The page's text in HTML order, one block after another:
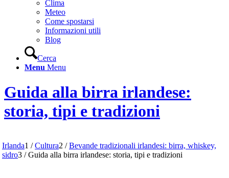
Clima
Meteo
Come spostarsi
Informazioni utili
Blog
Cerca
Menu Menu
Guida alla birra irlandese:
storia, tipi e tradizioni
Irlanda1 / Cultura2 / Bevande tradizionali irlandesi: birra, whiskey,
sidro3 / Guida alla birra irlandese: storia, tipi e tradizioni